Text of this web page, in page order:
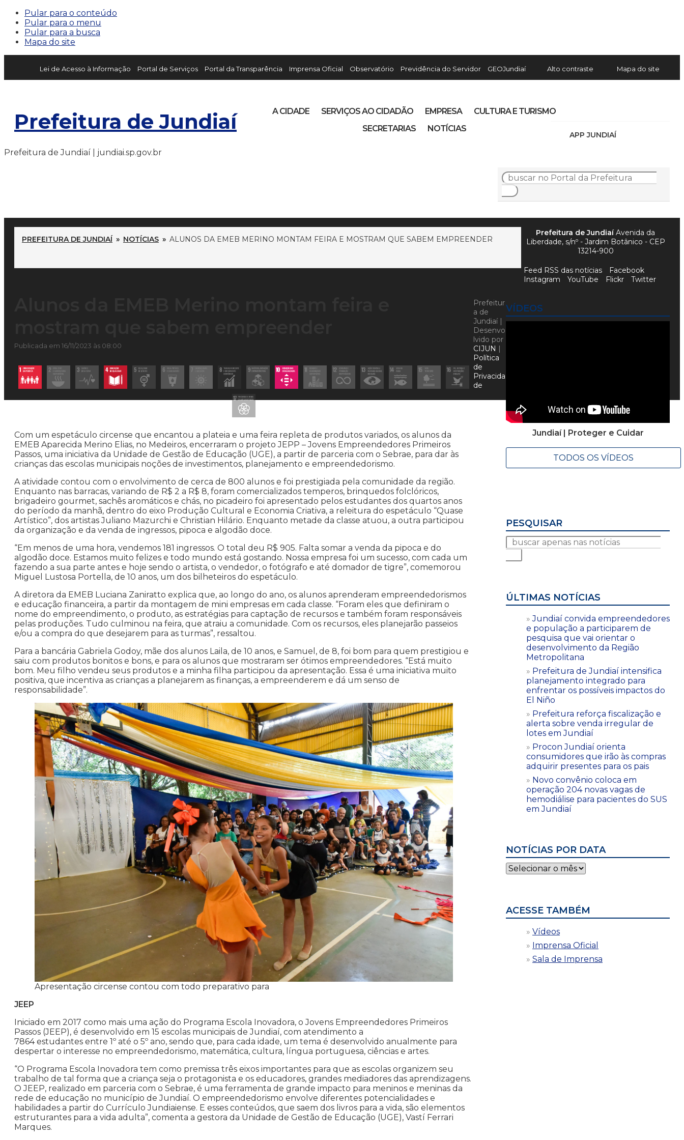
Pular para o conteúdo
Pular para o menu
Pular para a busca
Mapa do site
Lei de Acesso à Informação Portal de Serviços Portal da Transparência Imprensa Oficial Observatório Previdência do Servidor GEOJundiaí Alto contraste Mapa do site
Prefeitura de Jundiaí
APP JUNDIAÍ
A CIDADE SERVIÇOS AO CIDADÃO EMPRESA
CULTURA E TURISMO
SECRETARIAS
NOTÍCIAS
Prefeitura de Jundiaí | jundiai.sp.gov.br
PREFEITURA DE JUNDIAÍ » NOTÍCIAS » ALUNOS DA EMEB MERINO MONTAM FEIRA E MOSTRAM QUE SABEM EMPREENDER
Publicada em 16/11/2023 às 08:00
Com um espetáculo circense que encantou a plateia e uma feira repleta de produtos variados, os alunos da
EMEB Aparecida Merino Elias, no Medeiros, encerraram o projeto JEPP – Jovens Empreendedores Primeiros
Passos, uma iniciativa da Unidade de Gestão de Educação (UGE), a partir de parceria com o Sebrae, para dar às
crianças das escolas municipais noções de investimentos, planejamento e empreendedorismo.
A atividade contou com o envolvimento de cerca de 800 alunos e foi prestigiada pela comunidade da região.
Enquanto nas barracas, variando de R$ 2 a R$ 8, foram comercializados temperos, brinquedos folclóricos,
brigadeiro gourmet, sachês aromáticos e chás, no picadeiro foi apresentado pelos estudantes dos quartos anos
do período da manhã, dentro do eixo Produção Cultural e Economia Criativa, a releitura do espetáculo “Quase
Artístico”, dos artistas Juliano Mazurchi e Christian Hilário. Enquanto metade da classe atuou, a outra participou
da organização e da venda de ingressos, pipoca e algodão doce.
“Em menos de uma hora, vendemos 181 ingressos. O total deu R$ 905. Falta somar a venda da pipoca e do
algodão doce. Estamos muito felizes e todo mundo está gostando. Nossa empresa foi um sucesso, com cada um
fazendo a sua parte antes e hoje sendo o artista, o vendedor, o fotógrafo e até domador de tigre”, comemorou
Miguel Lustosa Portella, de 10 anos, um dos bilheteiros do espetáculo.
A diretora da EMEB Luciana Zaniratto explica que, ao longo do ano, os alunos aprenderam empreendedorismos
e educação financeira, a partir da montagem de mini empresas em cada classe. “Foram eles que definiram o
nome do empreendimento, o produto, as estratégias para captação de recursos e também foram responsáveis
pelas produções. Tudo culminou na feira, que atraiu a comunidade. Com os recursos, eles planejarão passeios
e/ou a compra do que desejarem para as turmas”, ressaltou.
Para a bancária Gabriela Godoy, mãe dos alunos Laila, de 10 anos, e Samuel, de 8, foi bom para quem prestigiou e
saiu com produtos bonitos e bons, e para os alunos que mostraram ser ótimos empreendedores. “Está muito
bom. Meu filho vendeu seus produtos e a minha filha participou da apresentação. Essa é uma iniciativa muito
positiva, que incentiva as crianças a planejarem as finanças, a empreenderem e dá um senso de
responsabilidade”.
Apresentação circense contou com todo preparativo para
JEEP
Iniciado em 2017 como mais uma ação do Programa Escola Inovadora, o Jovens Empreendedores Primeiros
Passos (JEEP), é desenvolvido em 15 escolas municipais de Jundiaí, com atendimento a
7864 estudantes entre 1º até o 5º ano, sendo que, para cada idade, um tema é desenvolvido anualmente para
despertar o interesse no empreendedorismo, matemática, cultura, língua portuguesa, ciências e artes.
“O Programa Escola Inovadora tem como premissa três eixos importantes para que as escolas organizem seu
trabalho de tal forma que a criança seja o protagonista e os educadores, grandes mediadores das aprendizagens.
O JEEP, realizado em parceria com o Sebrae, é uma ferramenta de grande impacto para meninos e meninas da
rede de educação no município de Jundiaí. O empreendedorismo envolve diferentes potencialidades e
habilidades a partir do Currículo Jundiaiense. E esses conteúdos, que saem dos livros para a vida, são elementos
estruturantes para a vida adulta”, comenta a gestora da Unidade de Gestão de Educação (UGE), Vastí Ferrari
Marques.
VÍDEOS
Jundiaí | Proteger e Cuidar
TODOS OS VÍDEOS
PESQUISAR
ÚLTIMAS NOTÍCIAS
Jundiaí convida empreendedores
e população a participarem de
pesquisa que vai orientar o
desenvolvimento da Região
Metropolitana
Prefeitura de Jundiaí intensifica
planejamento integrado para
enfrentar os possíveis impactos do
El Niño
Prefeitura reforça fiscalização e
alerta sobre venda irregular de
lotes em Jundiaí
Procon Jundiaí orienta
consumidores que irão às compras
adquirir presentes para os pais
Novo convênio coloca em
operação 204 novas vagas de
hemodiálise para pacientes do SUS
em Jundiaí
NOTÍCIAS POR DATA
Notícias
por
ACESSE TAMBÉM
Vídeos
Imprensa Oficial
Sala de Imprensa
Prefeitura de JundiaíAvenida da
Liberdade, s/nº - Jardim Botânico - CEP
13214-900
Feed RSS das notícias
Facebook
Instagram
YouTube Flickr Twitter
Prefeitur
a de
Jundiaí |
Desenvo
lvido por
CIJUN |
Política
de
Privacida
de